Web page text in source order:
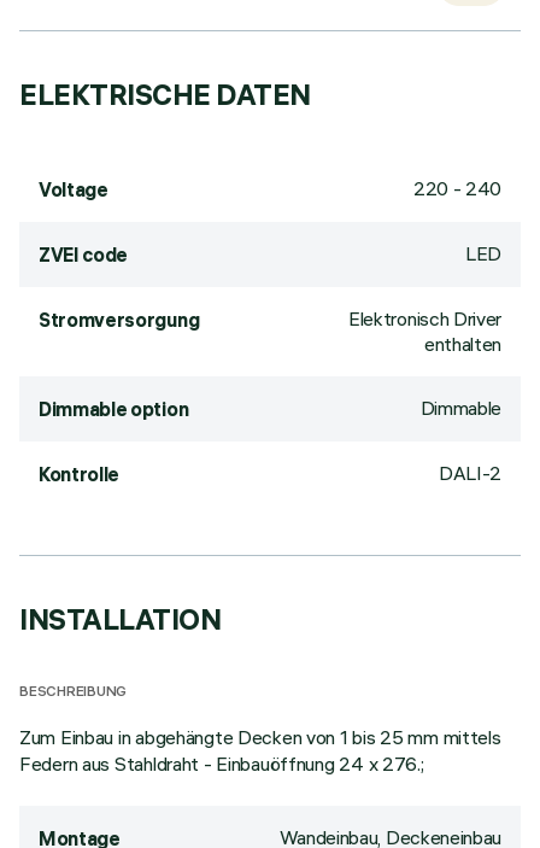
ELEKTRISCHE DATEN
Voltage 220 - 240
ZVEI code LED
Stromversorgung
Elektronisch Driver
enthalten
Dimmable option Dimmable
Kontrolle DALI-2
INSTALLATION
BESCHREIBUNG
Zum Einbau in abgehängte Decken von 1 bis 25 mm mittels
Federn aus Stahldraht - Einbauöffnung 24 x 276.;
Montage Wandeinbau, Deckeneinbau